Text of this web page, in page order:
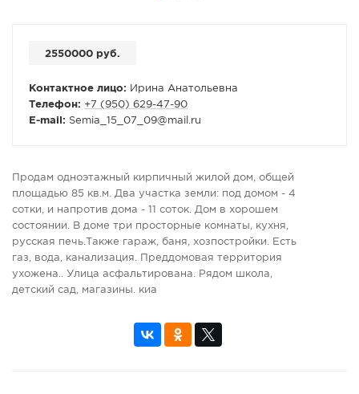
ПРЕДЛОЖИТЬ НОВОСТЬ
ФОТО
2550000 руб.
Контактное лицо: Ирина Анатольевна
Телефон: +7 (950) 629-47-90
E-mail: Semia_15_07_09@mail.ru
Продам одноэтажный кирпичный жилой дом, общей
площадью 85 кв.м. Два участка земли: под домом - 4
сотки, и напротив дома - 11 соток. Дом в хорошем
состоянии. В доме три просторные комнаты, кухня,
русская печь.Также гараж, баня, хозпостройки. Есть
газ, вода, канализация. Преддомовая территория
ухожена.. Улица асфальтирована. Рядом школа,
детский сад, магазины. киа